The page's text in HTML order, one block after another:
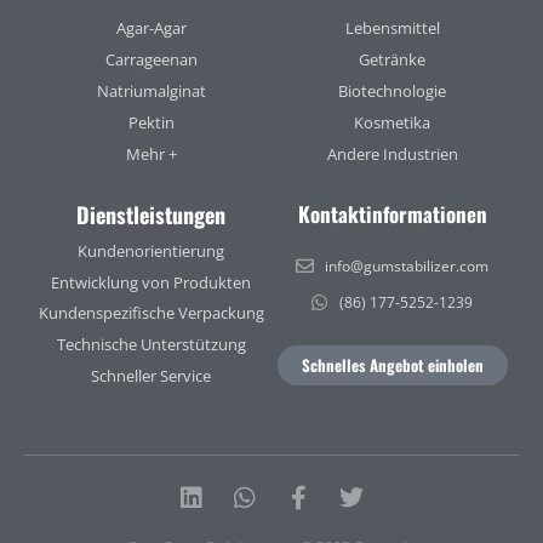
Agar-Agar
Carrageenan
Natriumalginat
Pektin
Mehr +
Lebensmittel
Getränke
Biotechnologie
Kosmetika
Andere Industrien
Dienstleistungen
Kundenorientierung
Entwicklung von Produkten
Kundenspezifische Verpackung
Technische Unterstützung
Schneller Service
Kontaktinformationen
info@gumstabilizer.com
(86) 177-5252-1239
Schnelles Angebot einholen
LinkedinWhatsapp
Facebook-
Twitter